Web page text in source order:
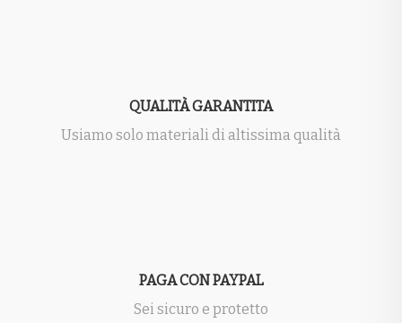
QUALITÀ GARANTITA
Usiamo solo materiali di altissima qualità
PAGA CON PAYPAL
Sei sicuro e protetto